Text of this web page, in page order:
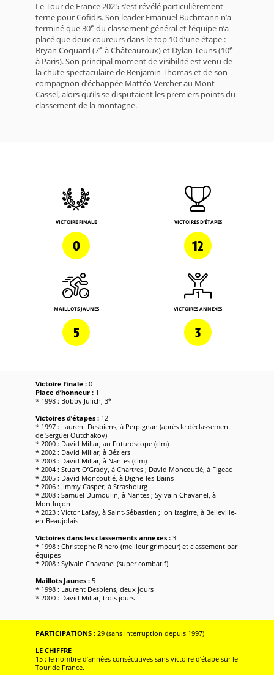
Le Tour de France 2025 s’est révélé particulièrement
terne pour Cofidis. Son leader Emanuel Buchmann n’a
terminé que 30e du classement général et l’équipe n’a
placé que deux coureurs dans le top 10 d’une étape :
Bryan Coquard (7e à Châteauroux) et Dylan Teuns (10e
à Paris). Son principal moment de visibilité est venu de
la chute spectaculaire de Benjamin Thomas et de son
compagnon d’échappée Mattéo Vercher au Mont
Cassel, alors qu’ils se disputaient les premiers points du
classement de la montagne.
VICTOIRE FINALE
0
VICTOIRES D'ÉTAPES
12
MAILLOTS JAUNES
5
VICTOIRES ANNEXES
3
Victoire finale : 0
Place d’honneur : 1
* 1998 : Bobby Julich, 3e
Victoires d’étapes : 12
* 1997 : Laurent Desbiens, à Perpignan (après le déclassement
de Sergueï Outchakov)
* 2000 : David Millar, au Futuroscope (clm)
* 2002 : David Millar, à Béziers
* 2003 : David Millar, à Nantes (clm)
* 2004 : Stuart O’Grady, à Chartres ; David Moncoutié, à Figeac
* 2005 : David Moncoutié, à Digne-les-Bains
* 2006 : Jimmy Casper, à Strasbourg
* 2008 : Samuel Dumoulin, à Nantes ; Sylvain Chavanel, à
Montluçon
* 2023 : Victor Lafay, à Saint-Sébastien ; Ion Izagirre, à Belleville-
en-Beaujolais
Victoires dans les classements annexes : 3
* 1998 : Christophe Rinero (meilleur grimpeur) et classement par
équipes
* 2008 : Sylvain Chavanel (super combatif)
Maillots Jaunes : 5
* 1998 : Laurent Desbiens, deux jours
* 2000 : David Millar, trois jours
PARTICIPATIONS : 29 (sans interruption depuis 1997)
LE CHIFFRE
15 : le nombre d’années consécutives sans victoire d’étape sur le
Tour de France.